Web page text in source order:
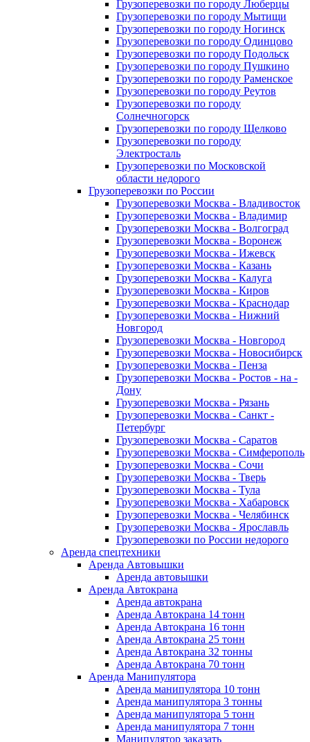
Грузоперевозки по городу Люберцы
Грузоперевозки по городу Мытищи
Грузоперевозки по городу Ногинск
Грузоперевозки по городу Одинцово
Грузоперевозки по городу Подольск
Грузоперевозки по городу Пушкино
Грузоперевозки по городу Раменское
Грузоперевозки по городу Реутов
Грузоперевозки по городу
Солнечногорск
Грузоперевозки по городу Щелково
Грузоперевозки по городу
Электросталь
Грузоперевозки по Московской
области недорого
Грузоперевозки по России
Грузоперевозки Москва - Владивосток
Грузоперевозки Москва - Владимир
Грузоперевозки Москва - Волгоград
Грузоперевозки Москва - Воронеж
Грузоперевозки Москва - Ижевск
Грузоперевозки Москва - Казань
Грузоперевозки Москва - Калуга
Грузоперевозки Москва - Киров
Грузоперевозки Москва - Краснодар
Грузоперевозки Москва - Нижний
Новгород
Грузоперевозки Москва - Новгород
Грузоперевозки Москва - Новосибирск
Грузоперевозки Москва - Пенза
Грузоперевозки Москва - Ростов - на -
Дону
Грузоперевозки Москва - Рязань
Грузоперевозки Москва - Санкт -
Петербург
Грузоперевозки Москва - Саратов
Грузоперевозки Москва - Симферополь
Грузоперевозки Москва - Сочи
Грузоперевозки Москва - Тверь
Грузоперевозки Москва - Тула
Грузоперевозки Москва - Хабаровск
Грузоперевозки Москва - Челябинск
Грузоперевозки Москва - Ярославль
Грузоперевозки по России недорого
Аренда спецтехники
Аренда Автовышки
Аренда автовышки
Аренда Автокрана
Аренда автокрана
Аренда Автокрана 14 тонн
Аренда Автокрана 16 тонн
Аренда Автокрана 25 тонн
Аренда Автокрана 32 тонны
Аренда Автокрана 70 тонн
Аренда Манипулятора
Аренда манипулятора 10 тонн
Аренда манипулятора 3 тонны
Аренда манипулятора 5 тонн
Аренда манипулятора 7 тонн
Манипулятор заказать